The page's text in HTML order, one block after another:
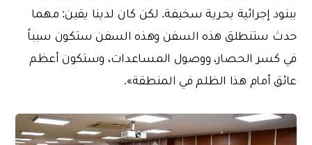
ببنود إجرائية بحرية سخيفة. لكن كان لدينا يقين: مهما
حدث ستنطلق هذه السفن وهذه السفن ستكون سبباً
في كسر الحصار، ووصول المساعدات، وستكون أعظم
عائق أمام هذا الظلم في المنطقة».